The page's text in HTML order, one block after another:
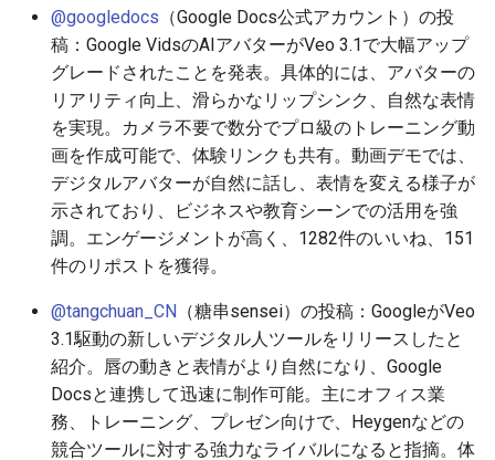
2026-06-26
2026-06-25
2026-06-24
2026-06-23
2026-06-22
2026-06-20
2026-06-19
2026-06-18
2025-12-11
2025-12-10
2025-12-09
2025-12-08
2025-12-07
2025-12-05
2025-12-04
2025-12-03
2026-06-26
2026-06-25
2026-06-24
2026-06-23
2026-06-22
2026-06-20
2026-06-19
2026-06-18
2025-12-11
2025-12-10
2025-12-09
2025-12-08
2025-12-07
2025-12-05
2025-12-04
2025-12-03
2026-02-22
2026-02-15
2026-02-08
2026-02-01
2026-01-25
2026-01-11
2026-01-04
2026-02-22
2026-02-15
2026-02-08
2026-02-05
2026-02-22
2026-02-15
2026-02-08
2026-02-01
2026-01-25
2026-01-11
2026-01-04
2026-06-25
2026-06-24
2026-06-23
2026-06-21
2026-06-20
2026-06-18
2026-06-17
2026-06-16
2025-12-11
2025-12-10
2025-12-09
2025-12-08
2025-12-07
2025-12-05
2025-12-04
2025-12-03
2026-02-22
2026-02-15
2026-02-08
2026-02-01
2026-01-25
2026-01-11
2026-01-04
2026-02-15
2026-02-08
2026-02-01
2026-01-25
2026-01-18
2025-12-11
2025-12-10
2025-12-09
2025-12-08
2025-12-07
2025-12-05
2025-12-04
2025-12-03
2026-02-22
2026-02-15
2026-02-08
2026-02-01
2026-01-25
2026-01-11
2026-01-04
2026-06-26
2026-06-25
2026-06-24
2026-06-23
2026-06-22
2026-06-20
2026-06-19
2026-06-18
2026-06-22
2026-06-21
2026-06-20
2026-06-18
2026-06-17
2026-06-15
2026-06-14
2026-06-13
@googledocs （Google Docs公式アカウント）の投
稿：Google VidsのAIアバターがVeo 3.1で大幅アップ
グレードされたことを発表。具体的には、アバターの
リアリティ向上、滑らかなリップシンク、自然な表情
を実現。カメラ不要で数分でプロ級のトレーニング動
画を作成可能で、体験リンクも共有。動画デモでは、
デジタルアバターが自然に話し、表情を変える様子が
示されており、ビジネスや教育シーンでの活用を強
調。エンゲージメントが高く、1282件のいいね、151
件のリポストを獲得。
@tangchuan_CN （糖串sensei）の投稿：GoogleがVeo
3.1駆動の新しいデジタル人ツールをリリースしたと
紹介。唇の動きと表情がより自然になり、Google
Docsと連携して迅速に制作可能。主にオフィス業
務、トレーニング、プレゼン向けで、Heygenなどの
競合ツールに対する強力なライバルになると指摘。体